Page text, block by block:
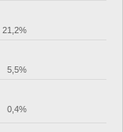
21,2%
5,5%
0,4%